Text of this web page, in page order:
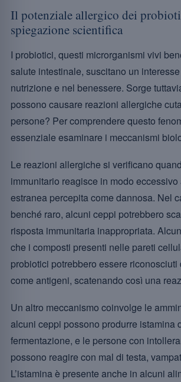
Il potenziale allergico dei
spiegazione scientifica
I probiotici, questi microrganismi vivi
salute intestinale, suscitano un
nutrizione e nel benessere. Sorge
possono causare reazioni allergiche
persone? Per comprendere questo
essenziale esaminare i meccanismi
Le reazioni allergiche si verificano
immunitario reagisce in modo
estranea percepita come dannosa. Nel
benché raro, alcuni ceppi potrebbero
risposta immunitaria inappropriata.
che i composti presenti nelle pareti
probiotici potrebbero essere riconosciuti
come antigeni, scatenando così una
Un altro meccanismo coinvolge le
alcuni ceppi possono produrre istamina
fermentazione, e le persone con
possono reagire con mal di testa,
L’istamina è presente anche in alcuni